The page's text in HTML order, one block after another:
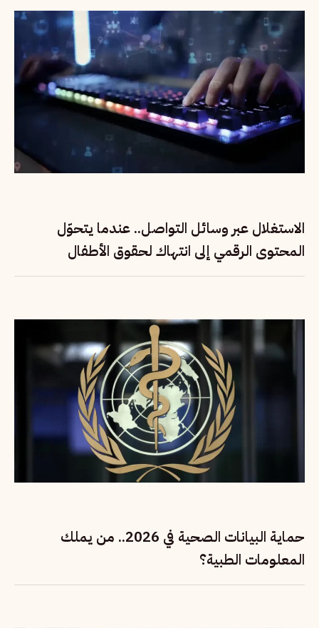
الاستغلال عبر وسائل التواصل.. عندما يتحوّل
المحتوى الرقمي إلى انتهاك لحقوق الأطفال
حماية البيانات الصحية في 2026.. من يملك
المعلومات الطبية؟